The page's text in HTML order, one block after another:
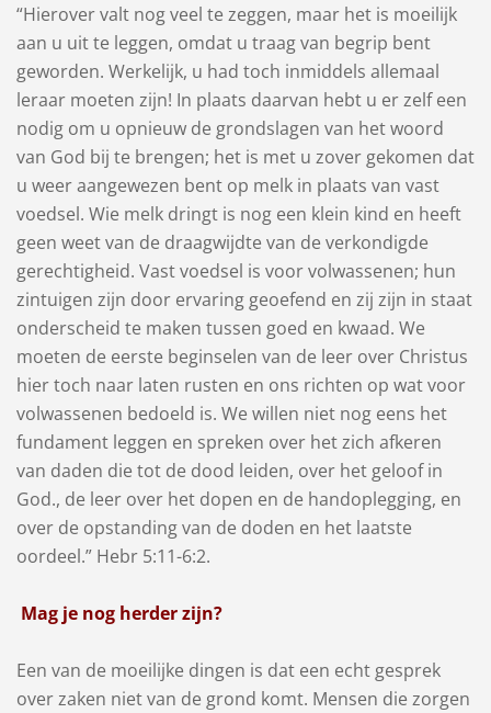
“Hierover valt nog veel te zeggen, maar het is moeilijk
aan u uit te leggen, omdat u traag van begrip bent
geworden. Werkelijk, u had toch inmiddels allemaal
leraar moeten zijn! In plaats daarvan hebt u er zelf een
nodig om u opnieuw de grondslagen van het woord
van God bij te brengen; het is met u zover gekomen dat
u weer aangewezen bent op melk in plaats van vast
voedsel. Wie melk dringt is nog een klein kind en heeft
geen weet van de draagwijdte van de verkondigde
gerechtigheid. Vast voedsel is voor volwassenen; hun
zintuigen zijn door ervaring geoefend en zij zijn in staat
onderscheid te maken tussen goed en kwaad. We
moeten de eerste beginselen van de leer over Christus
hier toch naar laten rusten en ons richten op wat voor
volwassenen bedoeld is. We willen niet nog eens het
fundament leggen en spreken over het zich afkeren
van daden die tot de dood leiden, over het geloof in
God., de leer over het dopen en de handoplegging, en
over de opstanding van de doden en het laatste
oordeel.” Hebr 5:11-6:2.
Mag je nog herder zijn?
Een van de moeilijke dingen is dat een echt gesprek
over zaken niet van de grond komt. Mensen die zorgen